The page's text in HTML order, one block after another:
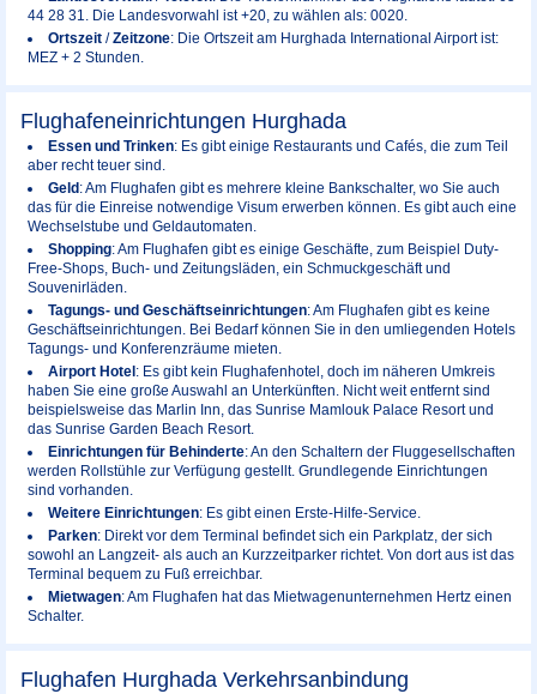
44 28 31. Die Landesvorwahl ist +20, zu wählen als: 0020.
Ortszeit /Zeitzone: Die Ortszeit am Hurghada International Airport ist:
MEZ + 2 Stunden.
Flughafeneinrichtungen Hurghada
Essen und Trinken: Es gibt einige Restaurants und Cafés, die zum Teil
aber recht teuer sind.
Geld: Am Flughafen gibt es mehrere kleine Bankschalter, wo Sie auch
das für die Einreise notwendige Visum erwerben können. Es gibt auch eine
Wechselstube und Geldautomaten.
Shopping: Am Flughafen gibt es einige Geschäfte, zum Beispiel Duty-
Free-Shops, Buch- und Zeitungsläden, ein Schmuckgeschäft und
Souvenirläden.
Tagungs- und Geschäftseinrichtungen: Am Flughafen gibt es keine
Geschäftseinrichtungen. Bei Bedarf können Sie in den umliegenden Hotels
Tagungs- und Konferenzräume mieten.
Airport Hotel: Es gibt kein Flughafenhotel, doch im näheren Umkreis
haben Sie eine große Auswahl an Unterkünften. Nicht weit entfernt sind
beispielsweise das Marlin Inn, das Sunrise Mamlouk Palace Resort und
das Sunrise Garden Beach Resort.
Einrichtungen für Behinderte: An den Schaltern der Fluggesellschaften
werden Rollstühle zur Verfügung gestellt. Grundlegende Einrichtungen
sind vorhanden.
Weitere Einrichtungen: Es gibt einen Erste-Hilfe-Service.
Parken: Direkt vor dem Terminal befindet sich ein Parkplatz, der sich
sowohl an Langzeit- als auch an Kurzzeitparker richtet. Von dort aus ist das
Terminal bequem zu Fuß erreichbar.
Mietwagen: Am Flughafen hat das Mietwagenunternehmen Hertz einen
Schalter.
Flughafen Hurghada Verkehrsanbindung